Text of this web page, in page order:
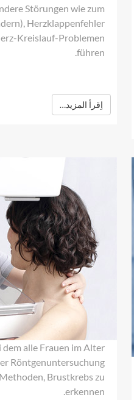
Störungen wie zum
Herzklappenfehler
Kreislauf-Problemen
führen.
اِقرأ المزيد…
alle Frauen im Alter
Röntgenuntersuchung
Brustkrebs zu
erkennen.